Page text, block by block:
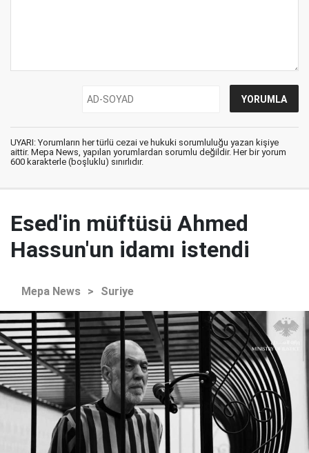
UYARI: Yorumların her türlü cezai ve hukuki sorumluluğu yazan kişiye
aittir. Mepa News, yapılan yorumlardan sorumlu değildir. Her bir yorum
600 karakterle (boşluklu) sınırlıdır.
Esed'in müftüsü Ahmed
Hassun'un idamı istendi
Mepa News > Suriye